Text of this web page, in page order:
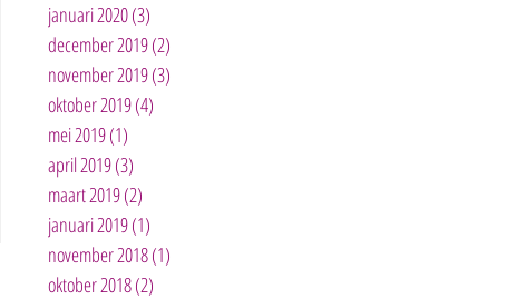
januari 2020(3)
december 2019(2)
november 2019(3)
oktober 2019(4)
mei 2019(1)
april 2019(3)
maart 2019(2)
januari 2019(1)
november 2018(1)
oktober 2018(2)